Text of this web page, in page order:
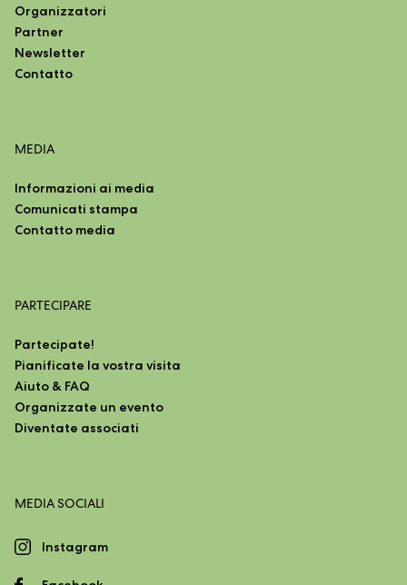
Organizzatori
Partner
Newsletter
Contatto
MEDIA
Informazioni ai media
Comunicati stampa
Contatto media
PARTECIPARE
Partecipate!
Pianificate la vostra visita
Aiuto & FAQ
Organizzate un evento
Diventate associati
MEDIA SOCIALI
Instagram